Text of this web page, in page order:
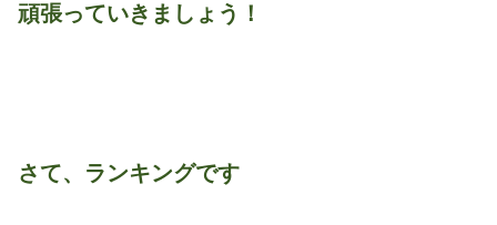
頑張っていきましょう！
さて、ランキングです